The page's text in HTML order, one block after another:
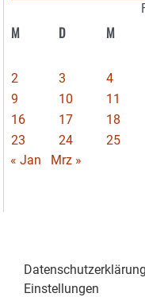
M D M
2
3 4
9
10 11
16
17 18
23
24 25
« Jan
Mrz »
Datenschutzerklärung
Einstellungen